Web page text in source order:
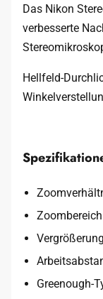
Das Nikon
verbesserte
Hellfeld-
Greenough-